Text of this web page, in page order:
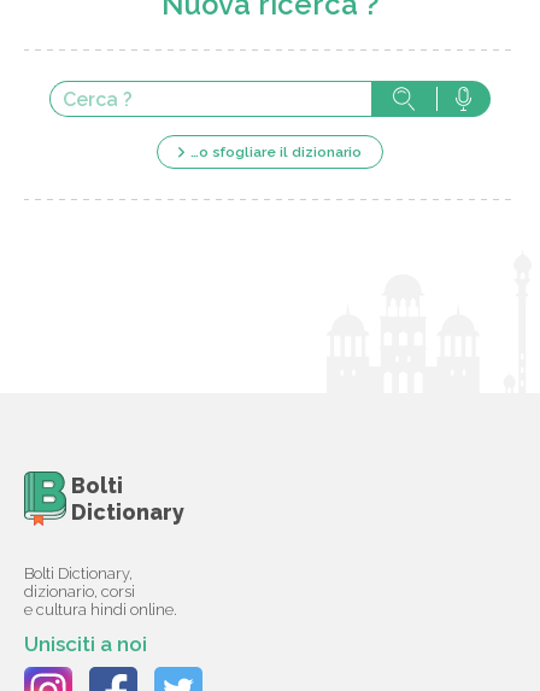
…o sfogliare il dizionario
Bolti
Dictionary
Bolti Dictionary,
dizionario, corsi
e cultura hindi online.
Unisciti a noi